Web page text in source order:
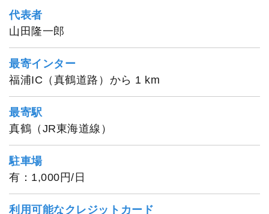
代表者
山田隆一郎
最寄インター
福浦IC（真鶴道路）から 1 km
最寄駅
真鶴（JR東海道線）
駐車場
有：1,000円/日
利用可能なクレジットカード
恵一丸